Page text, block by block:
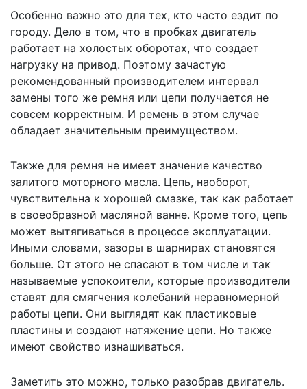
Особенно важно это для тех, кто часто ездит по
городу. Дело в том, что в пробках двигатель
работает на холостых оборотах, что создает
нагрузку на привод. Поэтому зачастую
рекомендованный производителем интервал
замены того же ремня или цепи получается не
совсем корректным. И ремень в этом случае
обладает значительным преимуществом.
Также для ремня не имеет значение качество
залитого моторного масла. Цепь, наоборот,
чувствительна к хорошей смазке, так как работает
в своеобразной масляной ванне. Кроме того, цепь
может вытягиваться в процессе эксплуатации.
Иными словами, зазоры в шарнирах становятся
больше. От этого не спасают в том числе и так
называемые успокоители, которые производители
ставят для смягчения колебаний неравномерной
работы цепи. Они выглядят как пластиковые
пластины и создают натяжение цепи. Но также
имеют свойство изнашиваться.
Заметить это можно, только разобрав двигатель.